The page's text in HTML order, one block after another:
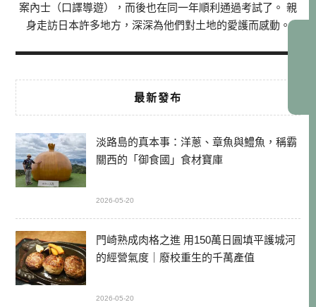
案內士（口譯導遊），而後也在同一年順利通過考試了。 親
身走訪日本許多地方，深深為他們對土地的愛護而感動。
最新發布
淡路島的真本事：洋蔥、章魚與鱧魚，稱霸
關西的「御食國」食材寶庫
2026-05-20
門崎熟成肉格之進 用150萬日圓填平護城河
的經營氣度｜廢校重生的千萬產值
2026-05-20